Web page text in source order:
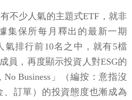
不少人氣的主題式ETF，就非
集保所每月釋出的最新一期
氣排行前10名之中，就有5檔
員，再度顯示投資人對ESG的
Business」（編按：意指沒
、訂單）的投資態度也漸成為